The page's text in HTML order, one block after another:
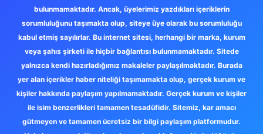
bulunmamaktadır. Ancak, üyelerimiz yazdıkları içeriklerin
sorumluluğunu taşımakta olup, siteye üye olarak bu sorumluluğu
kabul etmiş sayılırlar. Bu internet sitesi, herhangi bir marka, kurum
veya şahıs şirketi ile hiçbir bağlantısı bulunmamaktadır. Sitede
yalnızca kendi hazırladığımız makaleler paylaşılmaktadır. Burada
yer alan içerikler haber niteliği taşımamakta olup, gerçek kurum ve
kişiler hakkında paylaşım yapılmamaktadır. Gerçek kurum ve kişiler
ile isim benzerlikleri tamamen tesadüfidir. Sitemiz, kar amacı
gütmeyen ve tamamen ücretsiz bir bilgi paylaşım platformudur.